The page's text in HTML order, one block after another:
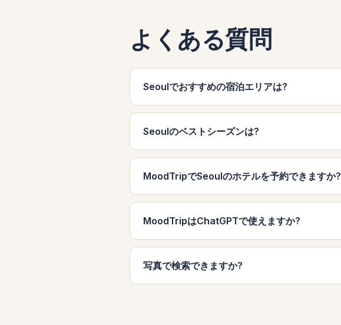
よくある質問
Seoulでおすすめの宿泊エリアは?
Seoulのベストシーズンは?
MoodTripでSeoulのホテルを予約できますか?
MoodTripはChatGPTで使えますか?
写真で検索できますか?